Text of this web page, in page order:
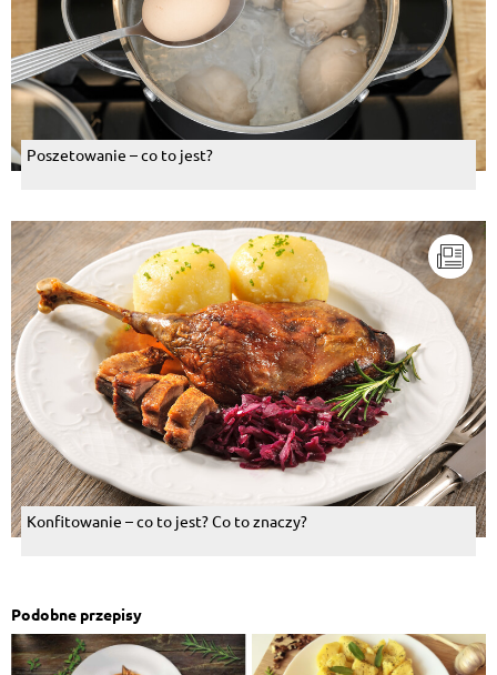
Poszetowanie – co to jest?
Konfitowanie – co to jest? Co to znaczy?
Podobne przepisy